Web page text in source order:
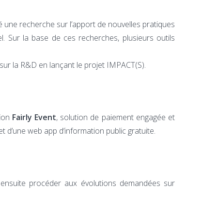
recherche sur l’apport de nouvelles pratiques
Sur la base de ces recherches, plusieurs outils
la R&D en lançant le projet IMPACT(S).
Fairly Event, solution de paiement engagée et
web app d’information public gratuite.
procéder aux évolutions demandées sur